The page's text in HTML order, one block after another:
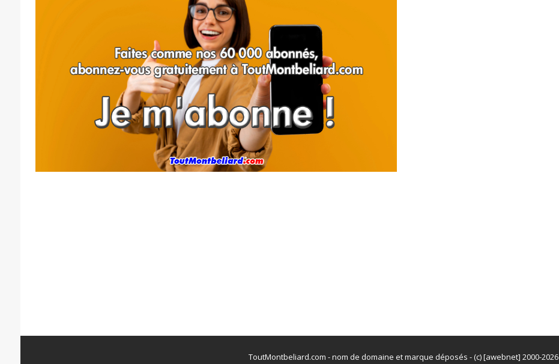
ToutMontbeliard.com - nom de domaine et marque déposés - (c) [awebnet] 2000-2026